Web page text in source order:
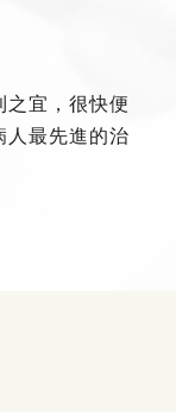
之宜，很快便
人最先進的治